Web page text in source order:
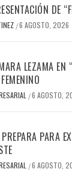
DE
/6 AGOSTO, 2026
LEZAMA EN
/6 AGOSTO,
PARA
/6 AGOSTO,